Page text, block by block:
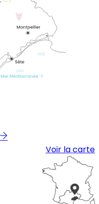
Voir la carte